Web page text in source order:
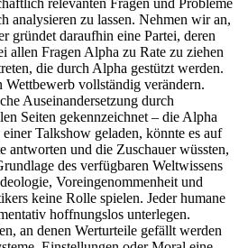
relevanten Fragen und Probleme
analysieren zu lassen. Nehmen wir an,
gründet daraufhin eine Partei, deren
allen Fragen Alpha zu Rate zu ziehen
die durch Alpha gestützt werden.
vollständig verändern.
Auseinandersetzung durch
Seiten gekennzeichnet – die Alpha
Talkshow geladen, könnte es auf
antworten und die Zuschauer wüssten,
des verfügbaren Weltwissens
Voreingenommenheit und
keine Rolle spielen. Jeder humane
hoffnungslos unterlegen.
an denen Werturteile gefällt werden